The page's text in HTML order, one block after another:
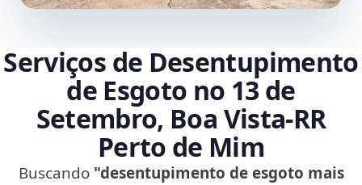
Serviços de Desentupimento
de Esgoto no 13 de
Setembro, Boa Vista‑RR
Perto de Mim
Buscando "desentupimento de esgoto mais